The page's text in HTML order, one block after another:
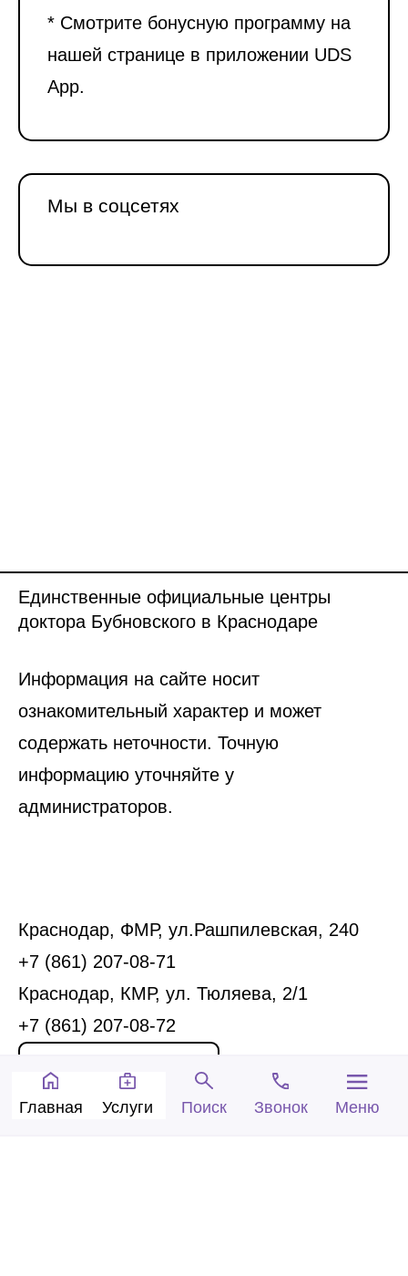
* Смотрите бонусную программу на
нашей странице в приложении UDS
App.
Мы в соцсетях
Единственные официальные центры
доктора Бубновского в Краснодаре
Информация на сайте носит
ознакомительный характер и может
содержать неточности. Точную
информацию уточняйте у
администраторов.
Краснодар, ФМР, ул.Рашпилевская, 240
+7 (861) 207-08-71
Краснодар, КМР, ул. Тюляева, 2/1
+7 (861) 207-08-72
Запись на прием
Обратный звонок
Главная Услуги Поиск Звонок Меню